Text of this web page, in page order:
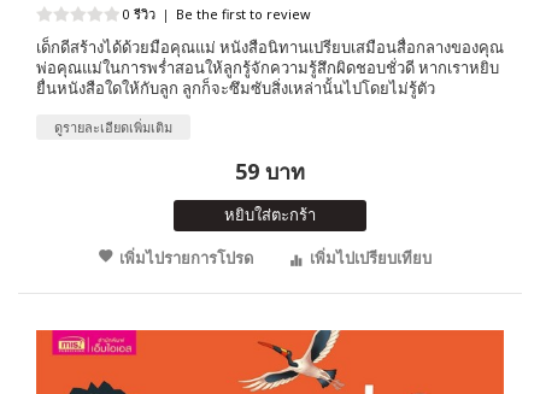
0 รีวิว | Be the first to review
เด็กดีสร้างได้ด้วยมือคุณแม่ หนังสือนิทานเปรียบเสมือนสื่อกลางของคุณ
พ่อคุณแม่ในการพร่ำสอนให้ลูกรู้จักความรู้สึกผิดชอบชั่วดี หากเราหยิบ
ยื่นหนังสือใดให้กับลูก ลูกก็จะซึมซับสิ่งเหล่านั้นไปโดยไม่รู้ตัว
ดูรายละเอียดเพิ่มเติม
59 บาท
หยิบใส่ตะกร้า
เพิ่มไปรายการโปรด
เพิ่มไปเปรียบเทียบ